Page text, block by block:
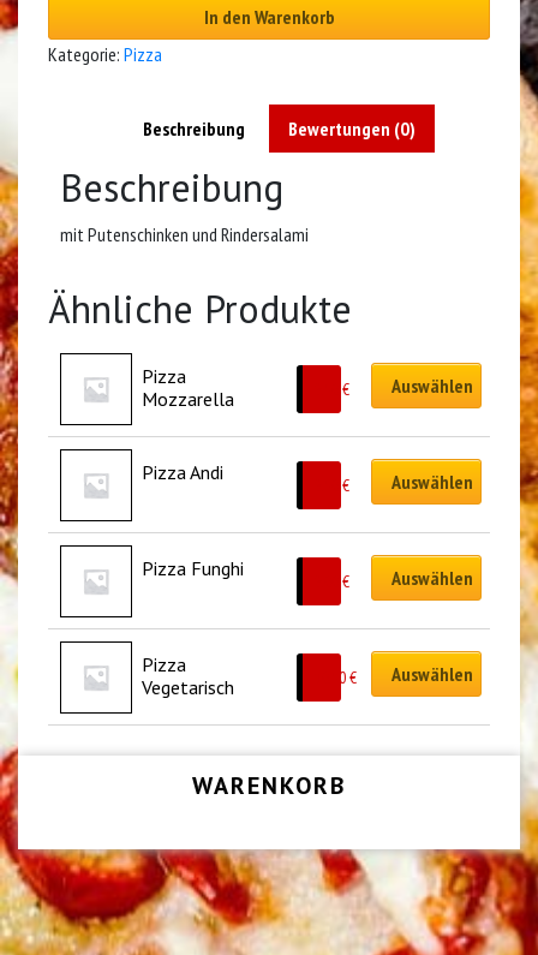
In den Warenkorb
Kategorie: Pizza
Beschreibung Bewertungen (0)
Beschreibung
mit Putenschinken und Rindersalami
Ähnliche Produkte
Pizza
Mozzarella
9.50€ Auswählen
Pizza Andi
9.50€ Auswählen
Pizza Funghi
9.00€ Auswählen
Pizza
Vegetarisch
10.50€ Auswählen
WARENKORB